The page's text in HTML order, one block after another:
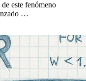
este fenómeno
…